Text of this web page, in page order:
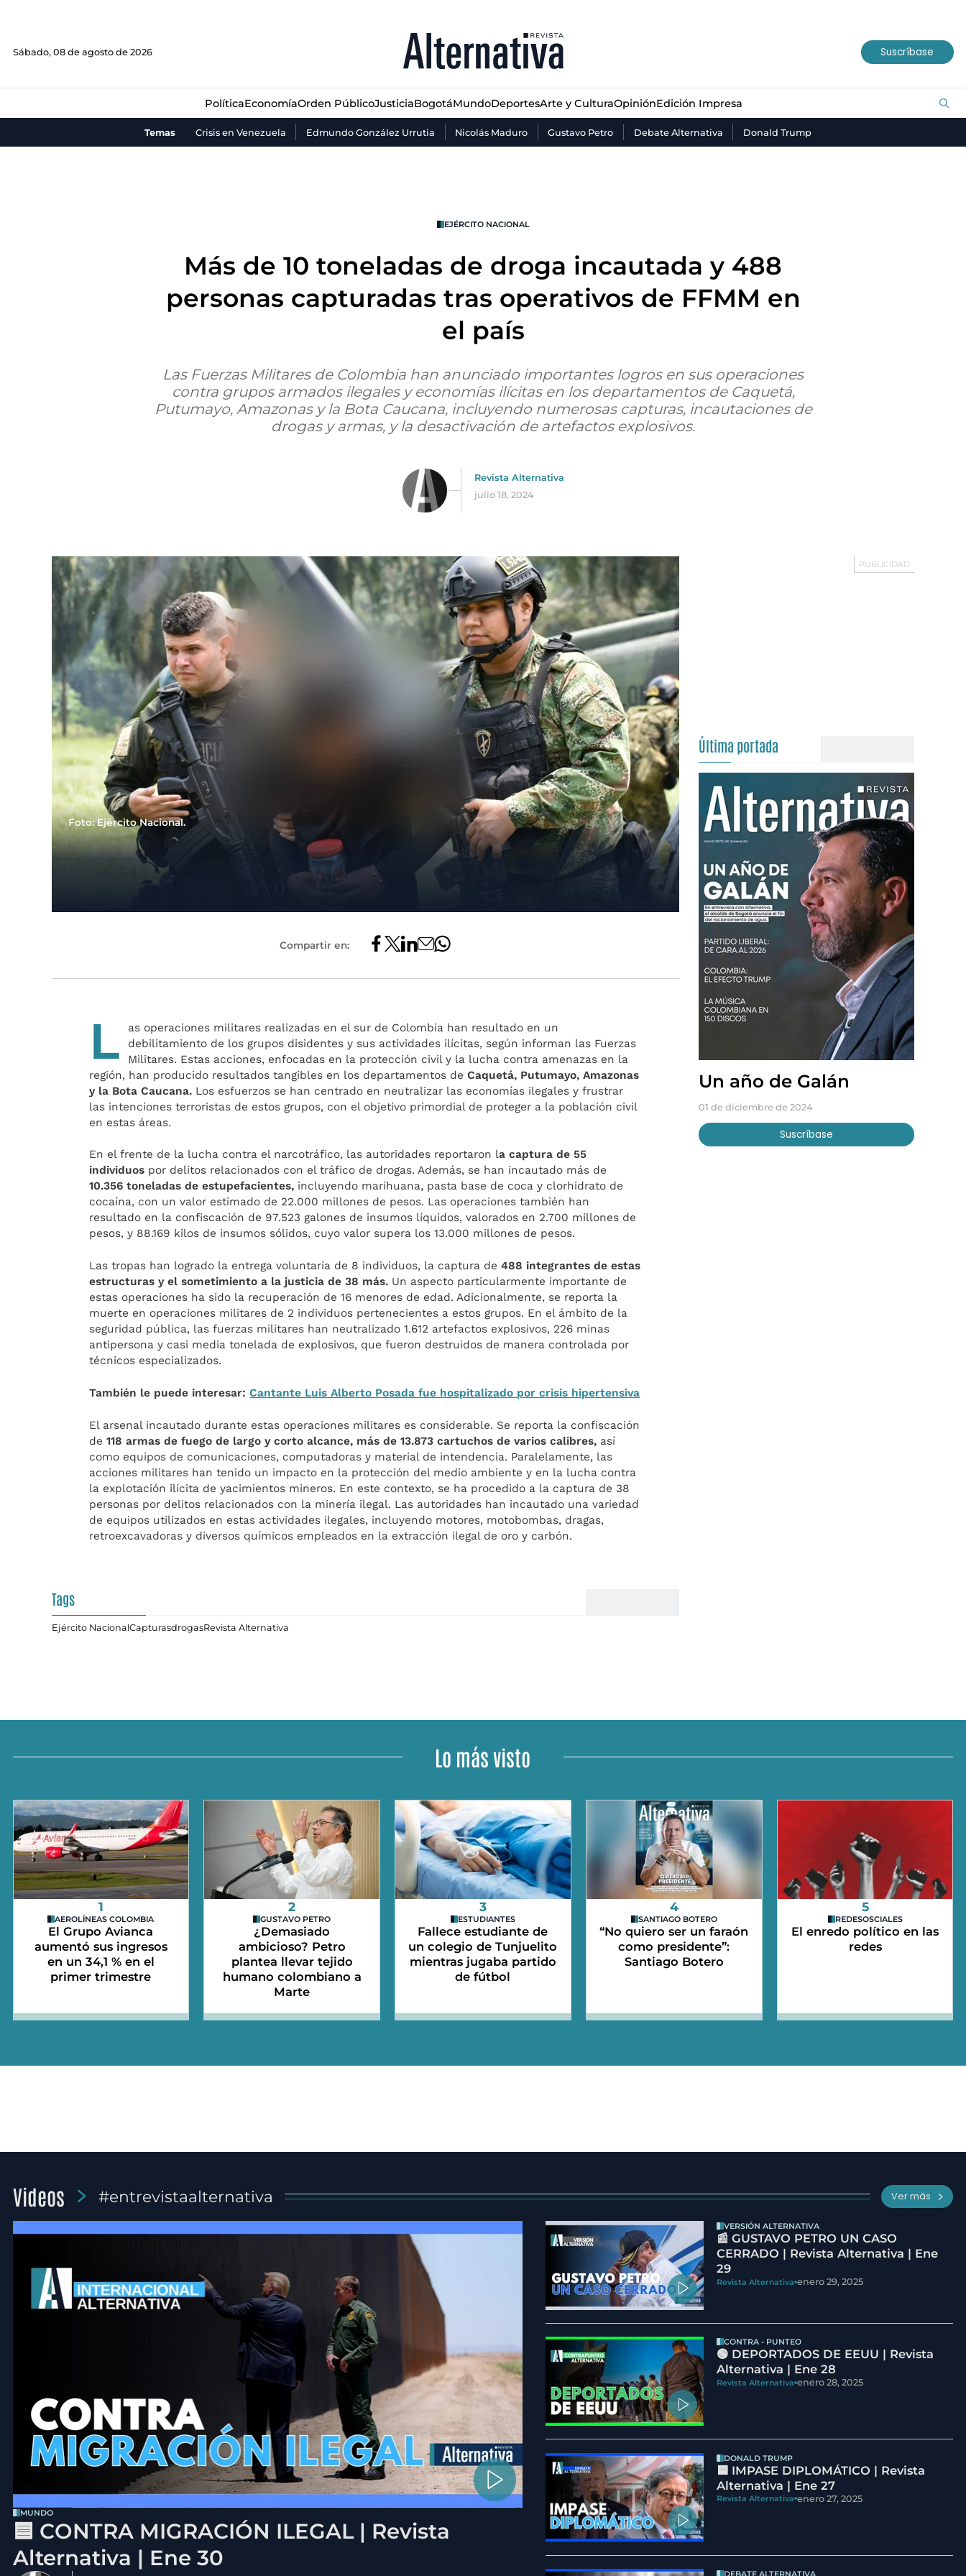
Sábado, 08 de agosto de 2026 Suscríbase
PolíticaEconomíaOrden PúblicoJusticiaBogotáMundoDeportesArte y CulturaOpiniónEdición Impresa
Temas Crisis en Venezuela Edmundo González Urrutia Nicolás Maduro Gustavo Petro Debate Alternativa Donald Trump
JusticiaBogotáMundo Deportes Arte y Cultura
EJÉRCITO NACIONAL
Más de 10 toneladas de droga incautada y 488
personas capturadas tras operativos de FFMM en
el país
Las Fuerzas Militares de Colombia han anunciado importantes logros en sus operaciones
contra grupos armados ilegales y economías ilícitas en los departamentos de Caquetá,
Putumayo, Amazonas y la Bota Caucana, incluyendo numerosas capturas, incautaciones de
drogas y armas, y la desactivación de artefactos explosivos.
Revista Alternativa
julio 18, 2024
Foto: Ejército Nacional.
Compartir en:
L
as operaciones militares realizadas en el sur de Colombia han resultado en un
debilitamiento de los grupos disidentes y sus actividades ilícitas, según informan las Fuerzas
Militares. Estas acciones, enfocadas en la protección civil y la lucha contra amenazas en la
región, han producido resultados tangibles en los departamentos deCaquetá, Putumayo, Amazonas
y la Bota Caucana. Los esfuerzos se han centrado en neutralizar las economías ilegales y frustrar
las intenciones terroristas de estos grupos, con el objetivo primordial de proteger a la población civil
en estas áreas.
En el frente de la lucha contra el narcotráfico, las autoridades reportaron la captura de 55
individuos por delitos relacionados con el tráfico de drogas. Además, se han incautado más de
10.356 toneladas de estupefacientes, incluyendo marihuana, pasta base de coca y clorhidrato de
cocaína, con un valor estimado de 22.000 millones de pesos. Las operaciones también han
resultado en la confiscación de 97.523 galones de insumos líquidos, valorados en 2.700 millones de
pesos, y 88.169 kilos de insumos sólidos, cuyo valor supera los 13.000 millones de pesos.
Las tropas han logrado la entrega voluntaria de 8 individuos, la captura de488 integrantes de estas
estructuras y el sometimiento a la justicia de 38 más. Un aspecto particularmente importante de
estas operaciones ha sido la recuperación de 16 menores de edad. Adicionalmente, se reporta la
muerte en operaciones militares de 2 individuos pertenecientes a estos grupos. En el ámbito de la
seguridad pública, las fuerzas militares han neutralizado 1.612 artefactos explosivos, 226 minas
antipersona y casi media tonelada de explosivos, que fueron destruidos de manera controlada por
técnicos especializados.
También le puede interesar:Cantante Luis Alberto Posada fue hospitalizado por crisis hipertensiva
El arsenal incautado durante estas operaciones militares es considerable. Se reporta la confiscación
de118 armas de fuego de largo y corto alcance, más de 13.873 cartuchos de varios calibres, así
como equipos de comunicaciones, computadoras y material de intendencia. Paralelamente, las
acciones militares han tenido un impacto en la protección del medio ambiente y en la lucha contra
la explotación ilícita de yacimientos mineros. En este contexto, se ha procedido a la captura de 38
personas por delitos relacionados con la minería ilegal. Las autoridades han incautado una variedad
de equipos utilizados en estas actividades ilegales, incluyendo motores, motobombas, dragas,
retroexcavadoras y diversos químicos empleados en la extracción ilegal de oro y carbón.
Tags
Ejército NacionalCapturasdrogasRevista Alternativa
Última portada
Un año de Galán
01 de diciembre de 2024
Suscríbase
Lo más visto
1
AEROLÍNEAS COLOMBIA
El Grupo Avianca
aumentó sus ingresos
en un 34,1 % en el
primer trimestre
2
GUSTAVO PETRO
¿Demasiado
ambicioso? Petro
plantea llevar tejido
humano colombiano a
Marte
3
ESTUDIANTES
Fallece estudiante de
un colegio de Tunjuelito
mientras jugaba partido
de fútbol
4
SANTIAGO BOTERO
“No quiero ser un faraón
como presidente”:
Santiago Botero
5
REDESOSCIALES
El enredo político en las
redes
Videos #entrevistaalternativa Ver más
MUNDO
🟦 CONTRA MIGRACIÓN ILEGAL | Revista
Alternativa | Ene 30
VERSIÓN ALTERNATIVA
📰 GUSTAVO PETRO UN CASO
CERRADO | Revista Alternativa | Ene
29
Revista Alternativa enero 29, 2025
CONTRA - PUNTEO
🟢 DEPORTADOS DE EEUU | Revista
Alternativa | Ene 28
Revista Alternativa enero 28, 2025
DONALD TRUMP
🟦 IMPASE DIPLOMÁTICO | Revista
Alternativa | Ene 27
Revista Alternativa enero 27, 2025
DEBATE ALTERNATIVA